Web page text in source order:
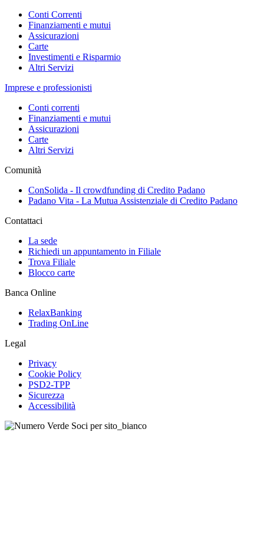
Conti Correnti
Finanziamenti e mutui
Assicurazioni
Carte
Investimenti e Risparmio
Altri Servizi
Imprese e professionisti
Conti correnti
Finanziamenti e mutui
Assicurazioni
Carte
Altri Servizi
Comunità
ConSolida - Il crowdfunding di Credito Padano
Padano Vita - La Mutua Assistenziale di Credito Padano
Contattaci
La sede
Richiedi un appuntamento in Filiale
Trova Filiale
Blocco carte
Banca Online
RelaxBanking
Trading OnLine
Legal
Privacy
Cookie Policy
PSD2-TPP
Sicurezza
Accessibilità